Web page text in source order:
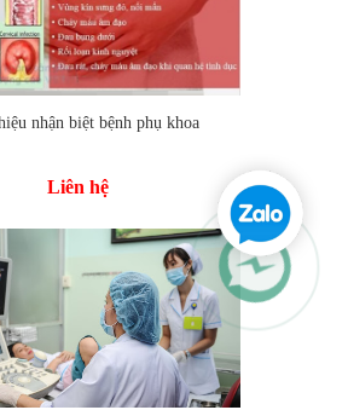
nhận biệt bệnh phụ khoa
Liên hệ